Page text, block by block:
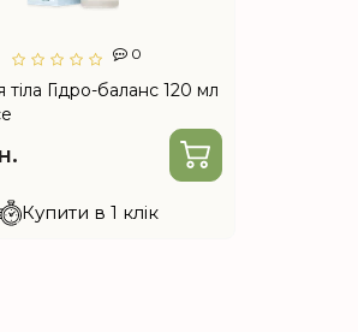
0
Гідро-баланс 120 мл
Купити в 1 клік